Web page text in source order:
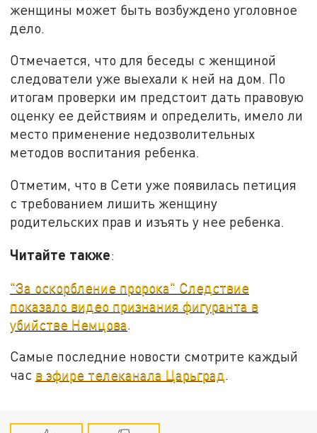
женщины может быть возбуждено уголовное
дело.
Отмечается, что для беседы с женщиной
следователи уже выехали к ней на дом. По
итогам проверки им предстоит дать правовую
оценку ее действиям и определить, имело ли
место применение недозволительных
методов воспитания ребенка.
Отметим, что в Сети уже появилась петиция
с требованием лишить женщину
родительских прав и изъять у нее ребенка.
Читайте также:
"За оскорбление пророка" Следствие
показало видео признания фигуранта в
убийстве Немцова
Самые последние новости смотрите каждый
час в эфире телеканала Царьград.